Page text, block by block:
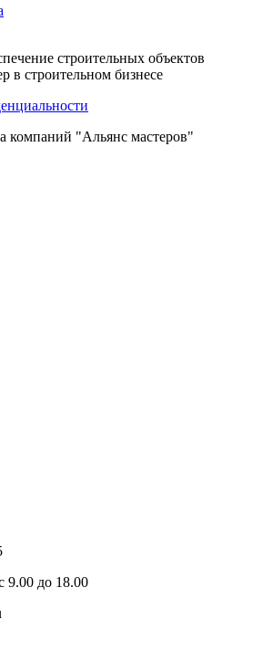
строительных объектов
в строительном бизнесе
компаний "Альянс мастеров"
9.00 до 18.00